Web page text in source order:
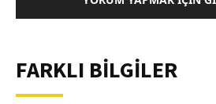
FARKLI BİLGİLER